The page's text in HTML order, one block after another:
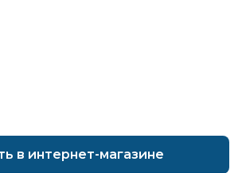
в интернет-магазине